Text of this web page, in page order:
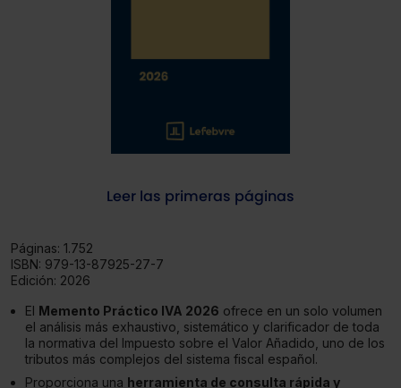
Leer las primeras páginas
Páginas: 1.752
ISBN: 979-13-87925-27-7
Edición: 2026
El Memento Práctico IVA 2026 ofrece en un solo volumen
el análisis más exhaustivo, sistemático y clarificador de toda
la normativa del Impuesto sobre el Valor Añadido, uno de los
tributos más complejos del sistema fiscal español.
Proporciona una herramienta de consulta rápida y